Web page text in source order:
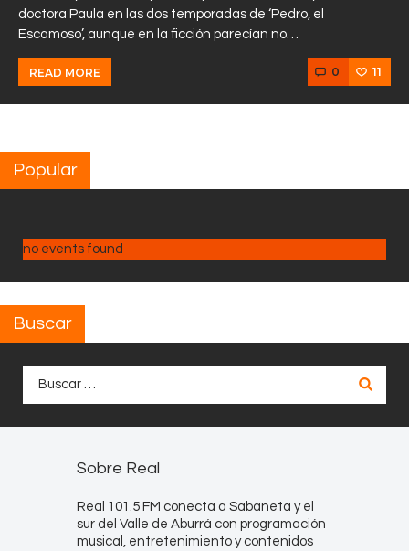
doctora Paula en las dos temporadas de ‘Pedro, el
Escamoso’, aunque en la ficción parecían no…
READ MORE 0 11
Popular
no events found
Buscar
Sobre Real
Real 101.5 FM conecta a Sabaneta y el
sur del Valle de Aburrá con programación
musical, entretenimiento y contenidos